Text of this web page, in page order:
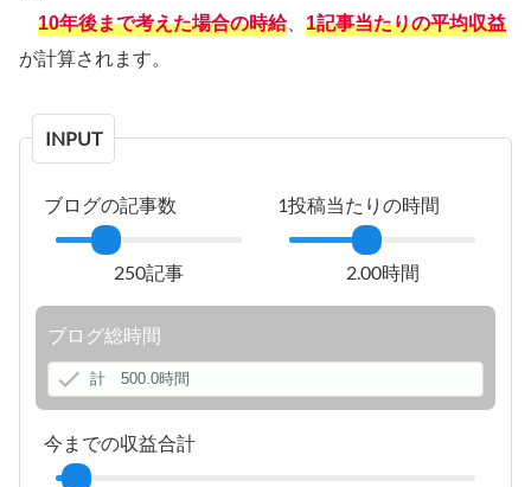
10年後まで考えた場合の時給、 1記事当たりの平均収益
が計算されます。
INPUT
ブログの記事数
250記事
1投稿当たりの時間
2.00時間
ブログ総時間
今までの収益合計